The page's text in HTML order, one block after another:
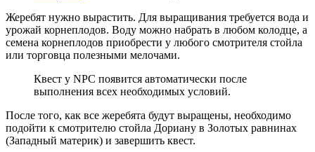
Жеребят нужно вырастить. Для выращивания требуется вода и
урожай корнеплодов. Воду можно набрать в любом колодце, а
семена корнеплодов приобрести у любого смотрителя стойла
или торговца полезными мелочами.
Квест у NPC появится автоматически после
выполнения всех необходимых условий.
После того, как все жеребята будут выращены, необходимо
подойти к смотрителю стойла Дориану в Золотых равнинах
(Западный материк) и завершить квест.